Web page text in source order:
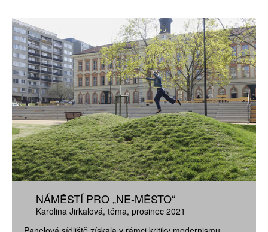
NÁMĚSTÍ PRO „NE-MĚSTO“
Karolina Jirkalová téma prosinec 2021